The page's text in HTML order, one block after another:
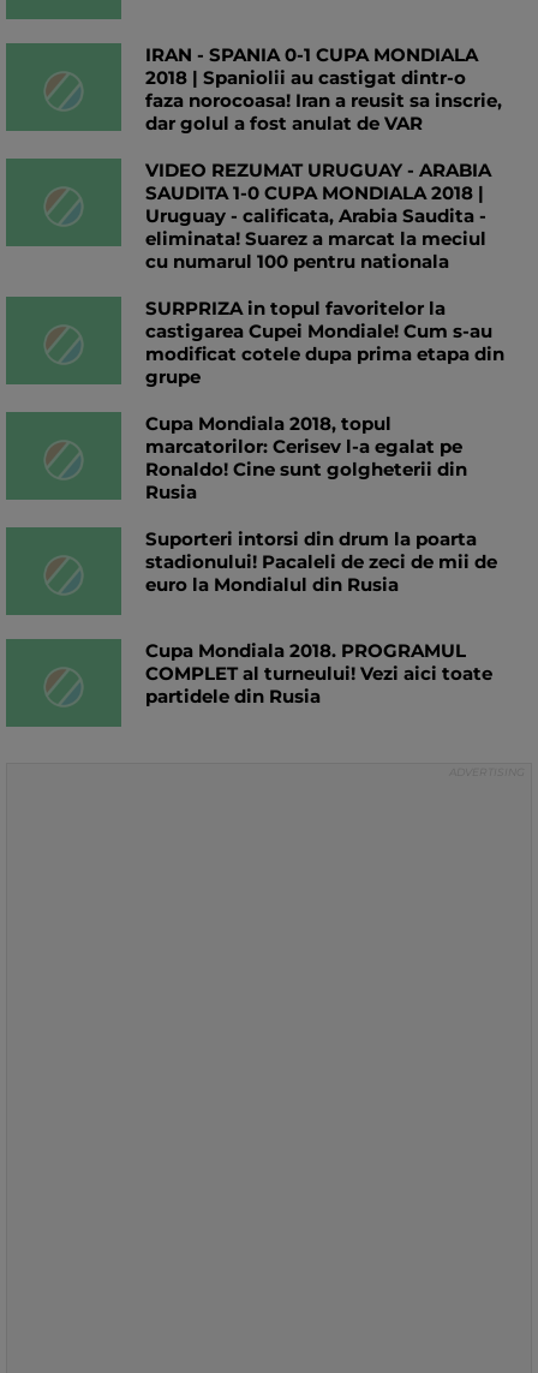
IRAN - SPANIA 0-1 CUPA MONDIALA
2018 | Spaniolii au castigat dintr-o
faza norocoasa! Iran a reusit sa inscrie,
dar golul a fost anulat de VAR
VIDEO REZUMAT URUGUAY - ARABIA
SAUDITA 1-0 CUPA MONDIALA 2018 |
Uruguay - calificata, Arabia Saudita -
eliminata! Suarez a marcat la meciul
cu numarul 100 pentru nationala
SURPRIZA in topul favoritelor la
castigarea Cupei Mondiale! Cum s-au
modificat cotele dupa prima etapa din
grupe
Cupa Mondiala 2018, topul
marcatorilor: Cerisev l-a egalat pe
Ronaldo! Cine sunt golgheterii din
Rusia
Suporteri intorsi din drum la poarta
stadionului! Pacaleli de zeci de mii de
euro la Mondialul din Rusia
Cupa Mondiala 2018. PROGRAMUL
COMPLET al turneului! Vezi aici toate
partidele din Rusia